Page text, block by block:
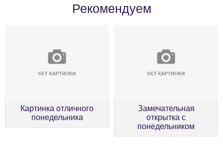
Рекомендуем
Картинка отличного
понедельника
Замечательная
открытка с
понедельником